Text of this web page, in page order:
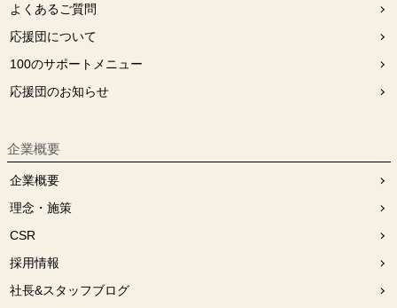
よくあるご質問
応援団について
100のサポートメニュー
応援団のお知らせ
企業概要
企業概要
理念・施策
CSR
採用情報
社長&スタッフブログ